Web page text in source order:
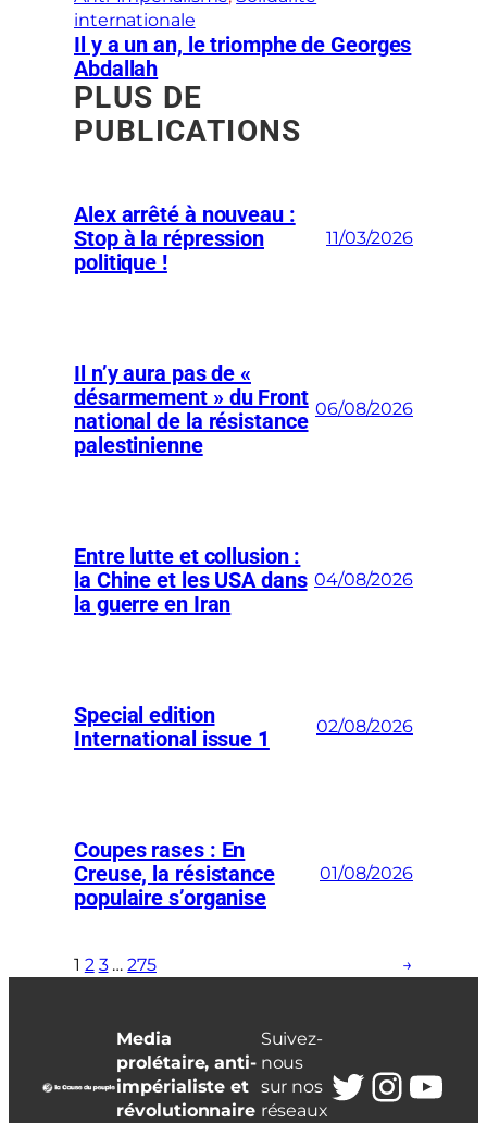
internationale
Il y a un an, le triomphe de Georges
Abdallah
PLUS DE
PUBLICATIONS
Alex arrêté à nouveau :
Stop à la répression
politique !
11/03/2026
Il n’y aura pas de «
désarmement » du Front
national de la résistance
palestinienne
06/08/2026
Entre lutte et collusion :
la Chine et les USA dans
la guerre en Iran
04/08/2026
Special edition
International issue 1
02/08/2026
Coupes rases : En
Creuse, la résistance
populaire s’organise
01/08/2026
1 2 3 … 275 →
Media
prolétaire, anti-
impérialiste et
révolutionnaire
Suivez-
nous
sur nos
réseaux
Twitter